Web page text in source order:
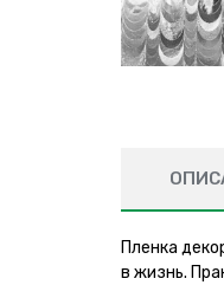
Пленка
в жизнь.